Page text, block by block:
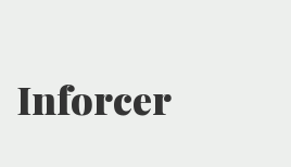
Inforcer